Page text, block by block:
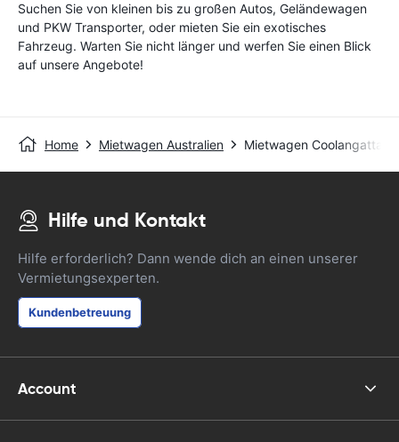
Suchen Sie von kleinen bis zu großen Autos, Geländewagen
und PKW Transporter, oder mieten Sie ein exotisches
Fahrzeug. Warten Sie nicht länger und werfen Sie einen Blick
auf unsere Angebote!
Home Mietwagen Australien Mietwagen Coolangatta -
Hilfe und Kontakt
Hilfe erforderlich? Dann wende dich an einen unserer
Vermietungsexperten.
Kundenbetreuung
Account